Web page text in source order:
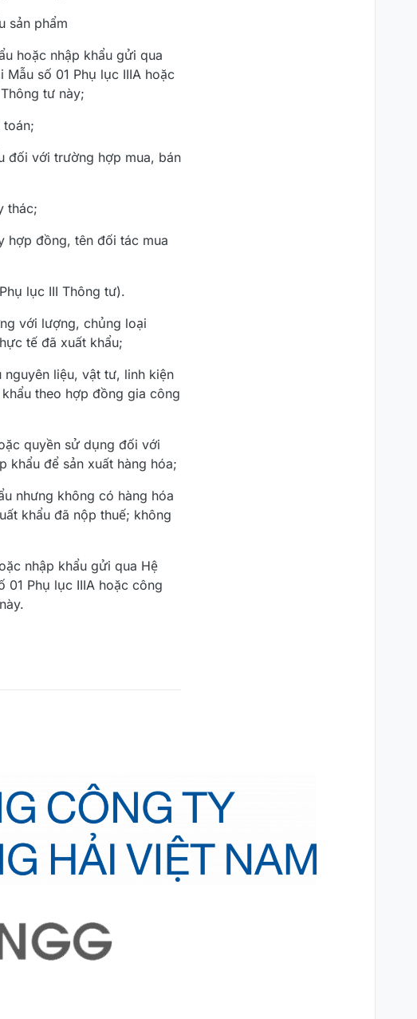
sản phẩm
hoặc nhập khẩu gửi qua
số 01 Phụ lục IIIA hoặc
tư này;
toán;
đối với trường hợp mua, bán
thác;
hợp đồng, tên đối tác mua
lục III Thông tư).
với lượng, chủng loại
tế đã xuất khẩu;
liệu, vật tư, linh kiện
theo hợp đồng gia công
quyền sử dụng đối với
khẩu để sản xuất hàng hóa;
nhưng không có hàng hóa
khẩu đã nộp thuế; không
nhập khẩu gửi qua Hệ
Phụ lục IIIA hoặc công